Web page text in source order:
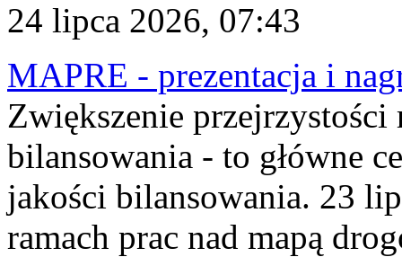
24 lipca 2026, 07:43
MAPRE - prezentacja i
Zwiększenie
bilansowania - to główne
jakości bilansowania. 23
ramach prac nad mapą